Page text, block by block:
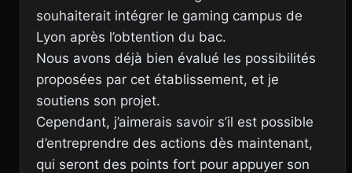
souhaiterait intégrer le gaming campus de
Lyon après l’obtention du bac.
Nous avons déjà bien évalué les possibilités
proposées par cet établissement, et je
soutiens son projet.
Cependant, j’aimerais savoir s’il est possible
d’entreprendre des actions dès maintenant,
qui seront des points fort pour appuyer son